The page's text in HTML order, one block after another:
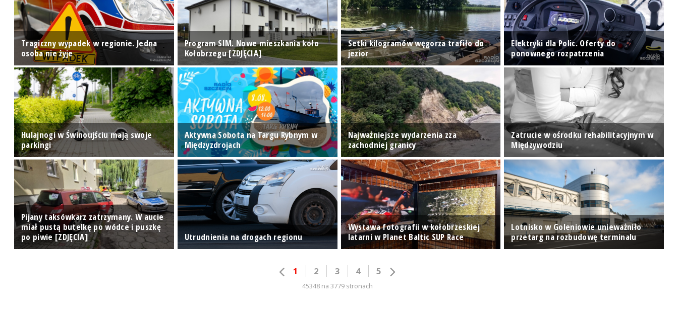
Tragiczny wypadek w regionie. Jedna
osoba nie żyje
Program SIM. Nowe mieszkania koło
Kołobrzegu [ZDJĘCIA]
Setki kilogramów węgorza trafiło do
jezior
Elektryki dla Polic. Oferty do
ponownego rozpatrzenia
Hulajnogi w Świnoujściu mają swoje
parkingi
Aktywna Sobota na Targu Rybnym w
Międzyzdrojach
Najważniejsze wydarzenia zza
zachodniej granicy
Zatrucie w ośrodku rehabilitacyjnym w
Międzywodziu
Pijany taksówkarz zatrzymany. W aucie
miał pustą butelkę po wódce i puszkę
po piwie [ZDJĘCIA]
Utrudnienia na drogach regionu
Wystawa fotografii w kołobrzeskiej
latarni w Planet Baltic SUP Race
Lotnisko w Goleniowie unieważniło
przetarg na rozbudowę terminalu
1 2 3 4 5
45348 na 3779 stronach